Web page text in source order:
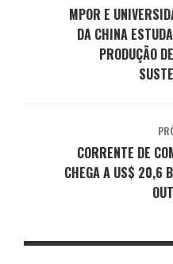
MPOR E
DA CHINA
PRODUÇÃO
CORRENTE DE
CHEGA A US$ 20,6